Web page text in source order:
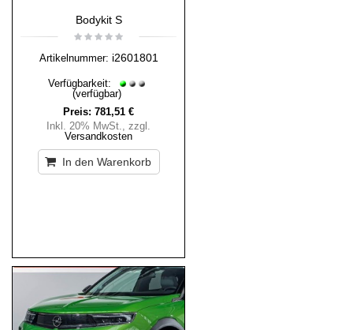
Bodykit S
Artikelnummer: i2601801
Verfügbarkeit:
(verfügbar)
Preis: 781,51 €
Inkl. 20% MwSt., zzgl.
Versandkosten
In den Warenkorb